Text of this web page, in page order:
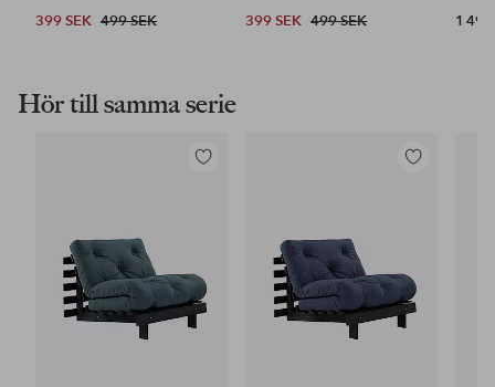
399 SEK 499 SEK
399 SEK 499 SEK 1 499
Hör till samma serie
Lägg
Lägg